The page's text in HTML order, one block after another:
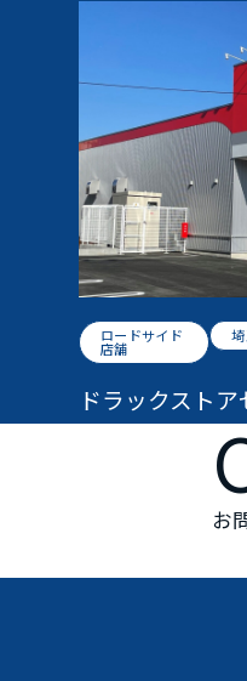
ロードサイド
店舗
ドラックスト
お